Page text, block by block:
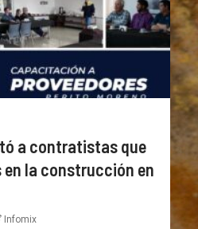
a contratistas que
la construcción en
Infomix